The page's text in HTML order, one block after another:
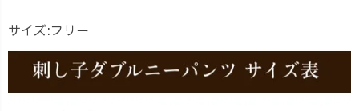
サイズ:フリー